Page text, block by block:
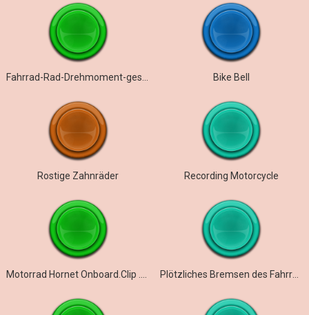
Bike Bell
Rostige Zahnräder Recording Motorcycle
Plötzliches Bremsen des Fahrrads